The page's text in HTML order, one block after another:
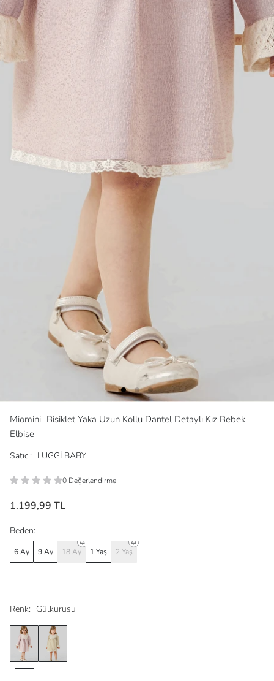
Miomini Bisiklet Yaka Uzun Kollu Dantel Detaylı Kız Bebek
Elbise
Satıcı: LUGGİ BABY
0 Değerlendirme
1.199,99 TL
Renk: Gülkurusu
Beden:
6 Ay 9 Ay 18 Ay 1 Yaş 2 Yaş